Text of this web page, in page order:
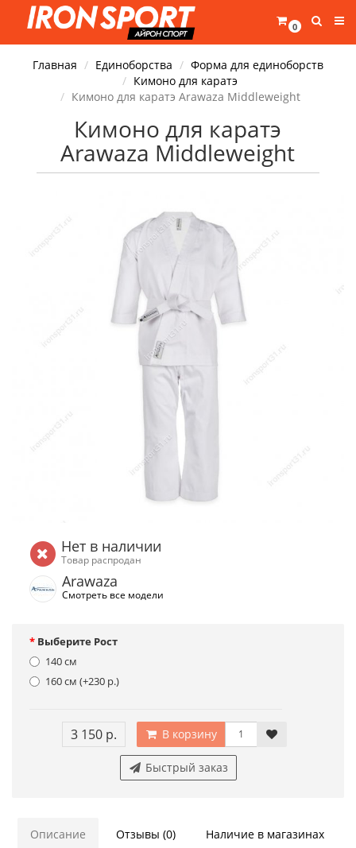
0
Главная Единоборства
Форма для единоборств
Кимоно для каратэ
Кимоно для каратэ Arawaza Middleweight
Кимоно для каратэ
Arawaza Middleweight
Нет в наличии
Товар распродан
Arawaza
Смотреть все модели
Выберите Рост
140 см
160 см (+230 р.)
3 150 р. В корзину
Быстрый заказ
Описание Отзывы (0) Наличие в магазинах